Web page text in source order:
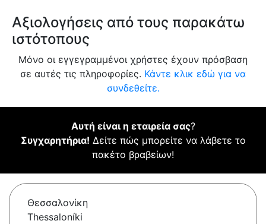
Αξιολογήσεις από τους παρακάτω
ιστότοπους
Μόνο οι εγγεγραμμένοι χρήστες έχουν πρόσβαση
σε αυτές τις πληροφορίες. Κάντε κλικ εδώ για να
συνδεθείτε.
Αυτή είναι η εταιρεία σας?
Συγχαρητήρια! Δείτε πώς μπορείτε να λάβετε το
πακέτο βραβείων!
Θεσσαλονίκη
Thessaloníki